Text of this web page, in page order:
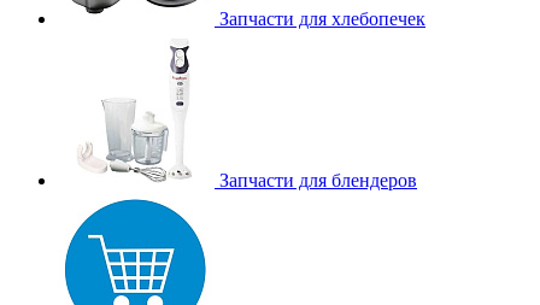
Запчасти для хлебопечек
Запчасти для блендеров